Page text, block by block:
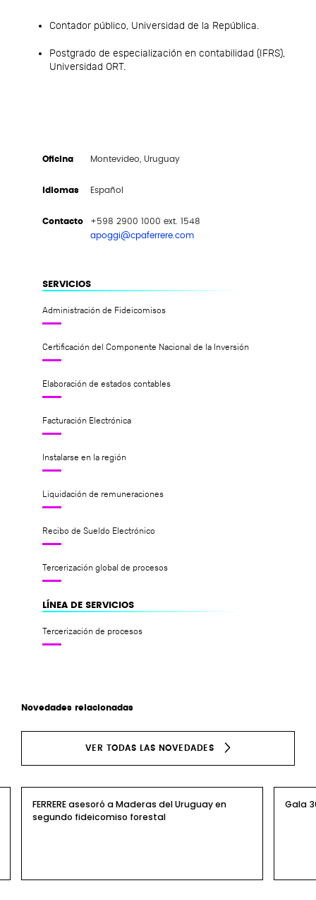
Contador público, Universidad de la República.
Postgrado de especialización en contabilidad (IFRS),
Universidad ORT.
Oficina Montevideo, Uruguay
Idiomas Español
Contacto
+598 2900 1000 ext. 1548
apoggi@cpaferrere.com
SERVICIOS
Administración de Fideicomisos
Certificación del Componente Nacional de la Inversión
Elaboración de estados contables
Facturación Electrónica
Instalarse en la región
Liquidación de remuneraciones
Recibo de Sueldo Electrónico
Tercerización global de procesos
LÍNEA DE SERVICIOS
Tercerización de procesos
Novedades relacionadas
VER TODAS LAS NOVEDADES
FERRERE asesoró a Maderas del Uruguay en
segundo fideicomiso forestal
Gala